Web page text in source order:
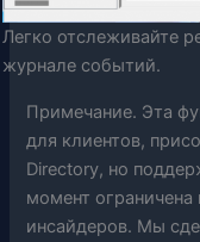
Легко отслеживайте
журнале событий.
Примечание. Эта
для клиентов,
Directory, но
момент
инсайдеров. Мы